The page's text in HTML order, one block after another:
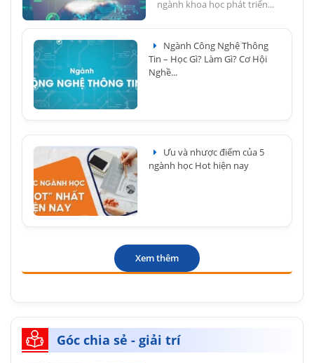
ngành khoa học phát triển...
Ngành Công Nghệ Thông
Tin – Học Gì? Làm Gì? Cơ Hội
Nghề...
Ưu và nhược điểm của 5
ngành học Hot hiện nay
Xem thêm
Góc chia sẻ - giải trí